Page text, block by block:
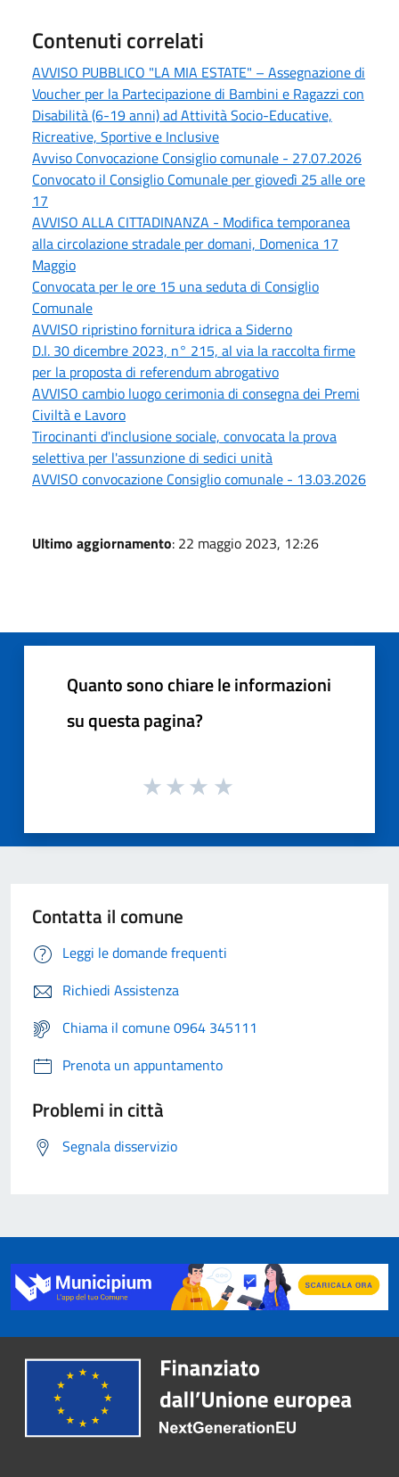
Contenuti correlati
AVVISO PUBBLICO "LA MIA ESTATE" – Assegnazione di
Voucher per la Partecipazione di Bambini e Ragazzi con
Disabilità (6-19 anni) ad Attività Socio-Educative,
Ricreative, Sportive e Inclusive
Avviso Convocazione Consiglio comunale - 27.07.2026
Convocato il Consiglio Comunale per giovedì 25 alle ore
17
AVVISO ALLA CITTADINANZA - Modifica temporanea
alla circolazione stradale per domani, Domenica 17
Maggio
Convocata per le ore 15 una seduta di Consiglio
Comunale
AVVISO ripristino fornitura idrica a Siderno
D.l. 30 dicembre 2023, n° 215, al via la raccolta firme
per la proposta di referendum abrogativo
AVVISO cambio luogo cerimonia di consegna dei Premi
Civiltà e Lavoro
Tirocinanti d'inclusione sociale, convocata la prova
selettiva per l'assunzione di sedici unità
AVVISO convocazione Consiglio comunale - 13.03.2026
Ultimo aggiornamento: 22 maggio 2023, 12:26
Quanto sono chiare le informazioni
su questa pagina?
Contatta il comune
Leggi le domande frequenti
Richiedi Assistenza
Chiama il comune 0964 345111
Prenota un appuntamento
Problemi in città
Segnala disservizio